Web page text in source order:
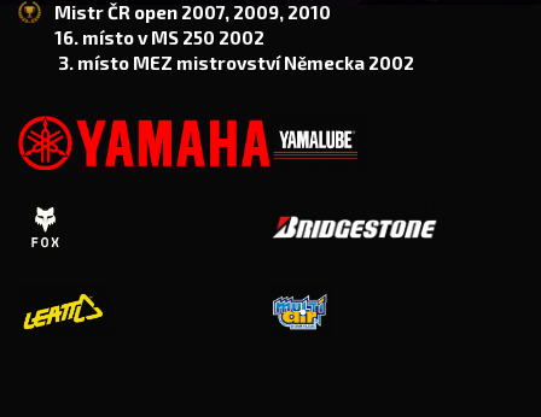
Mistr ČR open 2007, 2009, 2010
16. místo v MS 250 2002
3. místo MEZ mistrovství Německa 2002